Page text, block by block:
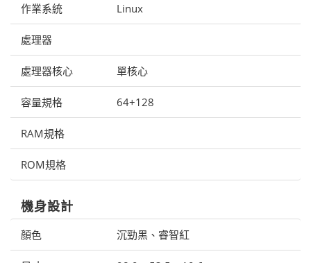
作業系統 Linux
處理器
處理器核心 單核心
容量規格 64+128
RAM規格
ROM規格
機身設計
顏色 沉勁黑、睿智紅